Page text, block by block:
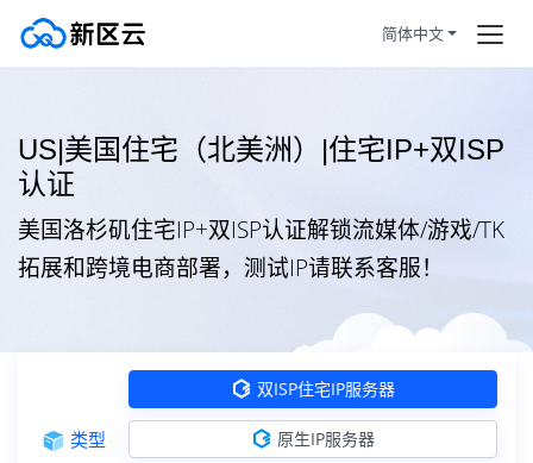
订购产品
帮助新闻
服务条款
美国住宅（北美洲） 住宅IP+双ISP认证
香港住宅（亚洲） 住宅IP+双ISP认证
日本住宅（亚洲） 住宅IP+双ISP认证
韩国住宅（亚洲） 住宅IP+双ISP认证
越南住宅（东南亚）
简体中文
US|美国住宅（北美洲）|住宅IP+双ISP
认证
美国洛杉矶住宅IP+双ISP认证解锁流媒体/游戏/TK
拓展和跨境电商部署，测试IP请联系客服！
类型
双ISP住宅IP服务器
原生IP服务器